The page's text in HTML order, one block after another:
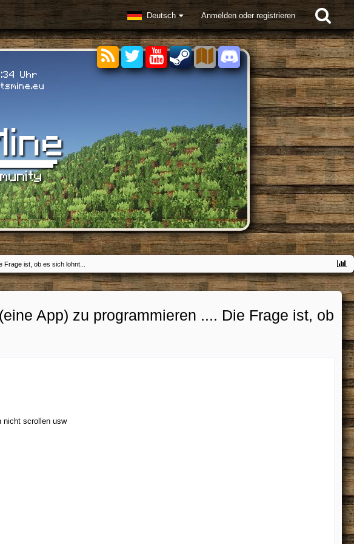
Deutsch Anmelden oder registrieren
Uhr
ist, ob es sich lohnt...
App) zu programmieren .... Die Frage ist, ob
nicht scrollen usw